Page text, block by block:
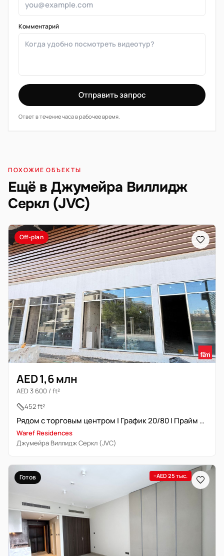
Комментарий
Отправить запрос
Ответ в течение часа в рабочее время.
ПОХОЖИЕ ОБЪЕКТЫ
Ещё в Джумейра Виллидж
Серкл (JVC)
Off-plan
AED 1,6 млн
AED 3 600 / ft²
452 ft²
Рядом с торговым центром | График 20/80 | Прайм локация
Waref Residences
Джумейра Виллидж Серкл (JVC)
Готов −AED 25 тыс.